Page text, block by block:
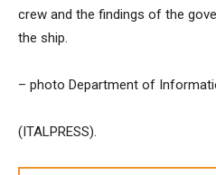
crew and the findings of the
the ship.
– photo Department of
(ITALPRESS).